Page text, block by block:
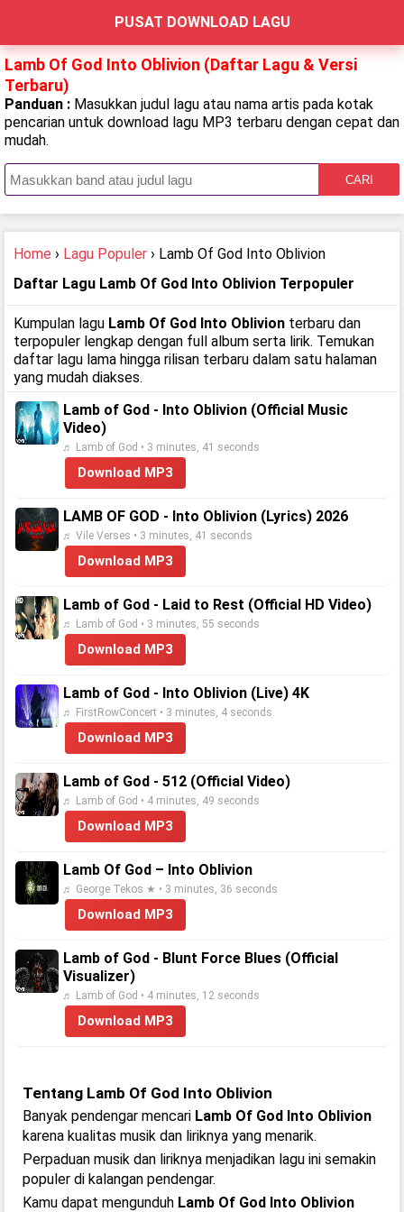
PUSAT DOWNLOAD LAGU
Lamb Of God Into Oblivion (Daftar Lagu & Versi
Terbaru)
Panduan : Masukkan judul lagu atau nama artis pada kotak
pencarian untuk download lagu MP3 terbaru dengan cepat dan
mudah.
CARI
Home › Lagu Populer › Lamb Of God Into Oblivion
Daftar Lagu Lamb Of God Into Oblivion Terpopuler
Kumpulan lagu Lamb Of God Into Oblivion terbaru dan
terpopuler lengkap dengan full album serta lirik. Temukan
daftar lagu lama hingga rilisan terbaru dalam satu halaman
yang mudah diakses.
Lamb of God - Into Oblivion (Official Music
Video)
♬ Lamb of God • 3 minutes, 41 seconds
Download MP3
LAMB OF GOD - Into Oblivion (Lyrics) 2026
♬ Vile Verses • 3 minutes, 41 seconds
Download MP3
Lamb of God - Laid to Rest (Official HD Video)
♬ Lamb of God • 3 minutes, 55 seconds
Download MP3
Lamb of God - Into Oblivion (Live) 4K
♬ FirstRowConcert • 3 minutes, 4 seconds
Download MP3
Lamb of God - 512 (Official Video)
♬ Lamb of God • 4 minutes, 49 seconds
Download MP3
Lamb Of God – Into Oblivion
♬ George Tekos ★ • 3 minutes, 36 seconds
Download MP3
Lamb of God - Blunt Force Blues (Official
Visualizer)
♬ Lamb of God • 4 minutes, 12 seconds
Download MP3
Tentang Lamb Of God Into Oblivion
Banyak pendengar mencari Lamb Of God Into Oblivion
karena kualitas musik dan liriknya yang menarik.
Perpaduan musik dan liriknya menjadikan lagu ini semakin
populer di kalangan pendengar.
Kamu dapat mengunduh Lamb Of God Into Oblivion